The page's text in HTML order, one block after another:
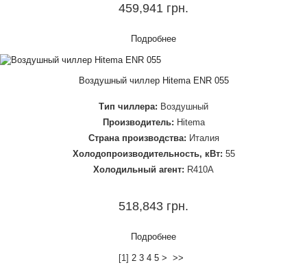
459,941 грн.
Подробнее
Воздушный чиллер Hitema ENR 055
Тип чиллера: Воздушный
Производитель: Hitema
Страна производства: Италия
Холодопроизводительность, кВт: 55
Холодильный агент: R410A
518,843 грн.
Подробнее
[1] 2 3 4 5 > >>